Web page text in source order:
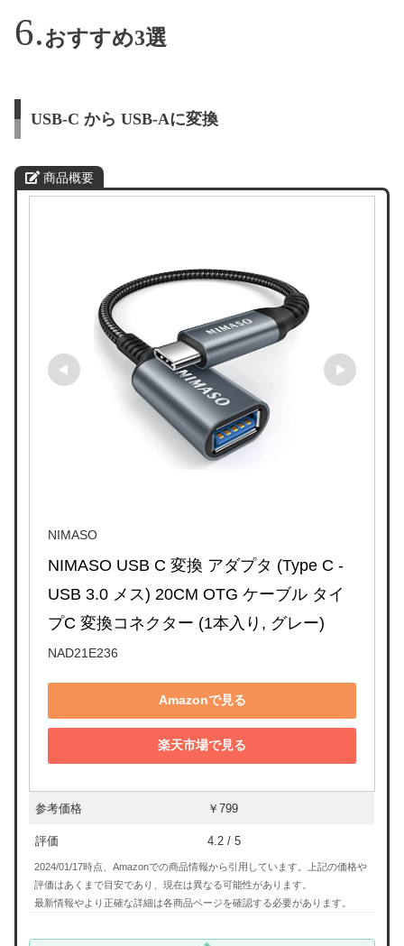
おすすめ3選
USB-C から USB-Aに変換
商品概要
NIMASO
NIMASO USB C 変換 アダプタ (Type C -
USB 3.0 メス) 20CM OTG ケーブル タイ
プC 変換コネクター (1本入り, グレー)
NAD21E236
Amazonで見る
楽天市場で見る
参考価格 ￥799
評価 4.2 / 5
2024/01/17時点、Amazonでの商品情報から引用しています。上記の価格や
評価はあくまで目安であり、現在は異なる可能性があります。
最新情報やより正確な詳細は各商品ページを確認する必要があります。